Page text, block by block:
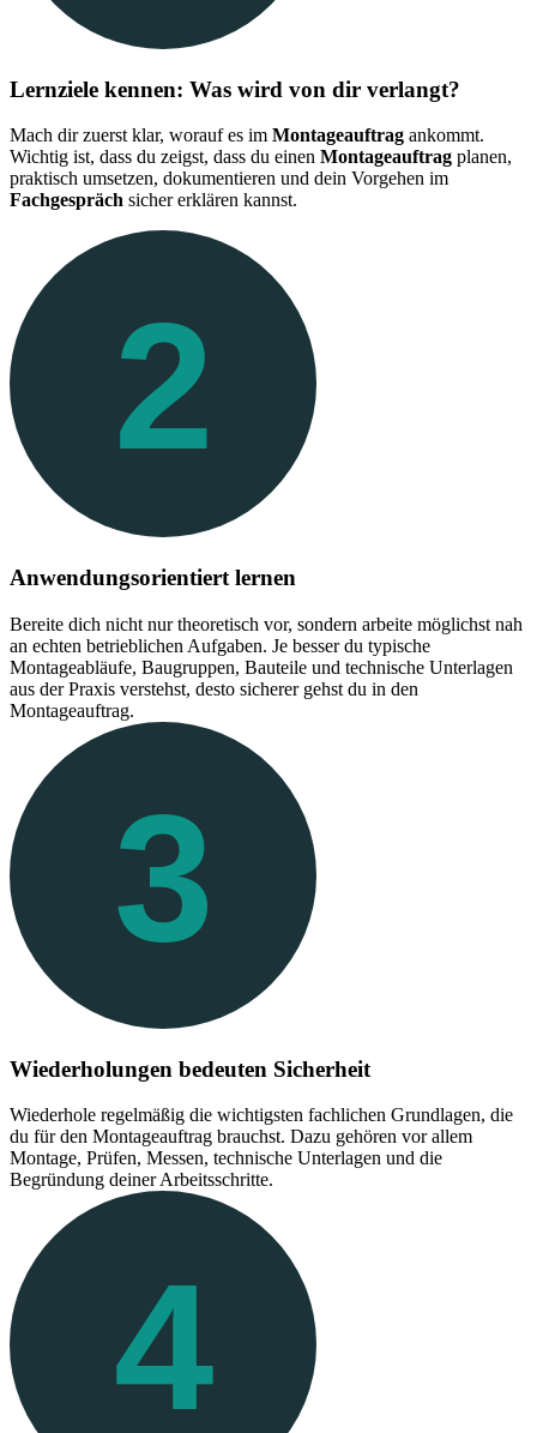
Lernziele kennen: Was wird von dir verlangt?
Mach dir zuerst klar, worauf es im Montageauftrag ankommt.
Wichtig ist, dass du zeigst, dass du einen Montageauftrag planen,
praktisch umsetzen, dokumentieren und dein Vorgehen im
Fachgespräch sicher erklären kannst.
2
Anwendungsorientiert lernen
Bereite dich nicht nur theoretisch vor, sondern arbeite möglichst nah
an echten betrieblichen Aufgaben. Je besser du typische
Montageabläufe, Baugruppen, Bauteile und technische Unterlagen
aus der Praxis verstehst, desto sicherer gehst du in den
Montageauftrag.
3
Wiederholungen bedeuten Sicherheit
Wiederhole regelmäßig die wichtigsten fachlichen Grundlagen, die
du für den Montageauftrag brauchst. Dazu gehören vor allem
Montage, Prüfen, Messen, technische Unterlagen und die
Begründung deiner Arbeitsschritte.
4